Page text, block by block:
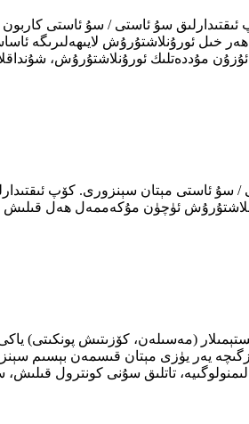
يەر يۈزى مېتان قىسمەن بېسىم